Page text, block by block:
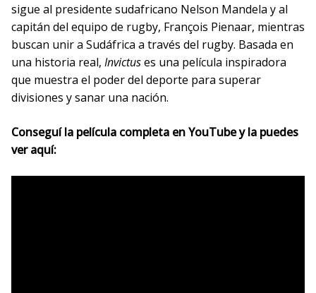
sigue al presidente sudafricano Nelson Mandela y al
capitán del equipo de rugby, François Pienaar, mientras
buscan unir a Sudáfrica a través del rugby. Basada en
una historia real, Invictuses una película inspiradora
que muestra el poder del deporte para superar
divisiones y sanar una nación.
Conseguí la película completa en YouTube y la puedes
ver aquí: